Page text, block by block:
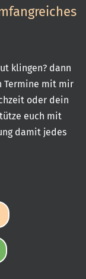
klingen? dann
Termine mit mir
oder dein
euch mit
damit jedes